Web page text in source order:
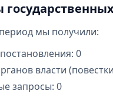
мы получили:
0
власти
запросы: 0